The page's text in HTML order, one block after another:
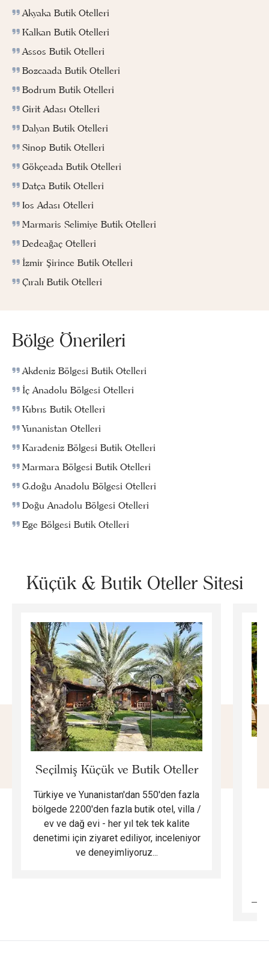
Akyaka Butik Otelleri
Kalkan Butik Otelleri
Assos Butik Otelleri
Bozcaada Butik Otelleri
Bodrum Butik Otelleri
Girit Adası Otelleri
Dalyan Butik Otelleri
Sinop Butik Otelleri
Gökçeada Butik Otelleri
Datça Butik Otelleri
Ios Adası Otelleri
Marmaris Selimiye Butik Otelleri
Dedeağaç Otelleri
İzmir Şirince Butik Otelleri
Çıralı Butik Otelleri
Bölge Önerileri
Akdeniz Bölgesi Butik Otelleri
İç Anadolu Bölgesi Otelleri
Kıbrıs Butik Otelleri
Yunanistan Otelleri
Karadeniz Bölgesi Butik Otelleri
Marmara Bölgesi Butik Otelleri
G.doğu Anadolu Bölgesi Otelleri
Doğu Anadolu Bölgesi Otelleri
Ege Bölgesi Butik Otelleri
Küçük & Butik Oteller Sitesi
Seçilmiş Küçük ve Butik Oteller
Türkiye ve Yunanistan'dan 550'den fazla
bölgede 2200'den fazla butik otel, villa /
ev ve dağ evi - her yıl tek tek kalite
denetimi için ziyaret ediliyor, inceleniyor
ve deneyimliyoruz...